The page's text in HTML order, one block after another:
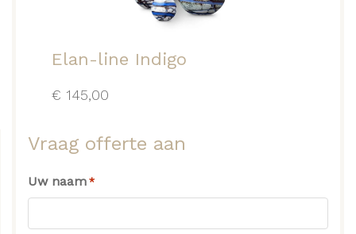
Elan-line Indigo
€ 145,00
Vraag offerte aan
Uw naam *